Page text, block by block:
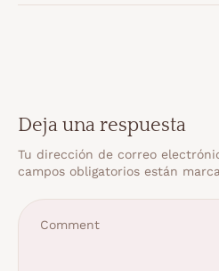
Deja una respuesta
Tu dirección de correo
campos obligatorios están